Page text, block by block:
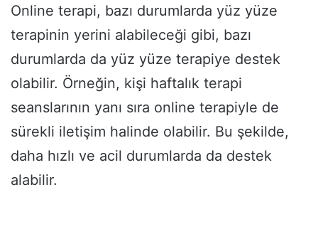
Online terapi, bazı durumlarda yüz yüze
terapinin yerini alabileceği gibi, bazı
durumlarda da yüz yüze terapiye destek
olabilir. Örneğin, kişi haftalık terapi
seanslarının yanı sıra online terapiyle de
sürekli iletişim halinde olabilir. Bu şekilde,
daha hızlı ve acil durumlarda da destek
alabilir.